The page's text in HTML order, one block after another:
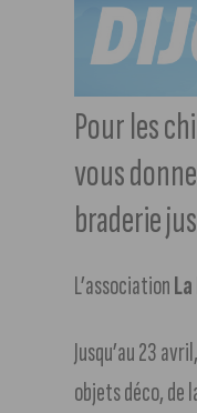
Pour les
vous
braderie
L’association
Jusqu’au 23
objets déco, de